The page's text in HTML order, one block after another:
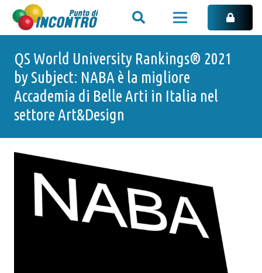
QS World University Rankings® 2021
by Subject: NABA è la migliore
Accademia di Belle Arti in Italia nel
settore Art&Design